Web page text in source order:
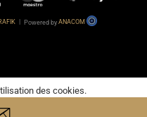
Powered by ANACOM
des cookies.